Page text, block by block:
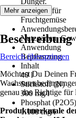
Geeignet für
Fruchtgemüse
Nutzgarten,
Anwendung
Bepflanzung
Inhalt
40 l
Stickstoff (N)
300 mg/l
Phosphat (P2O5)
1.100 mg/l
Mehr anzeigen
Beschreibung
Bereich überspringen
Möchtest Du Deinen
genau das Richtige für
Produktmerkmale